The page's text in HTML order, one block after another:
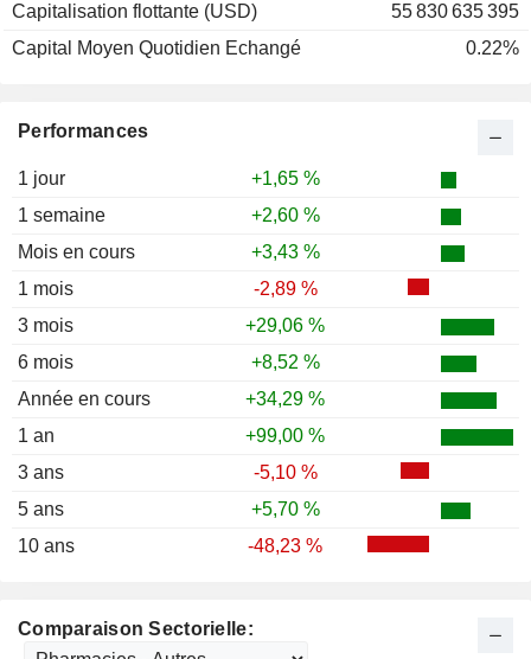
Performances
1 jour
+1,65 %
1 semaine
+2,60 %
Mois en cours
+3,43 %
1 mois
-2,89 %
3 mois
+29,06 %
6 mois
+8,52 %
Année en cours
+34,29 %
1 an
+99,00 %
3 ans
-5,10 %
5 ans
+5,70 %
10 ans
-48,23 %
Capitalisation flottante (USD)
55 830 635 395
Capital Moyen Quotidien Echangé
0.22%
Comparaison Sectorielle: